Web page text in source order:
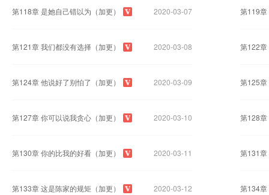
第118章 是她自己错以为（加更） 2020-03-07 第119章
第121章 我们都没有选择（加更） 2020-03-08 第122章
第124章 他说好了别怕了（加更） 2020-03-09 第125章
第127章 你可以说我贪心（加更） 2020-03-10 第128章
第130章 你的比我的好看（加更） 2020-03-11 第131章
第133章 这是陈家的规矩（加更） 2020-03-12 第134章